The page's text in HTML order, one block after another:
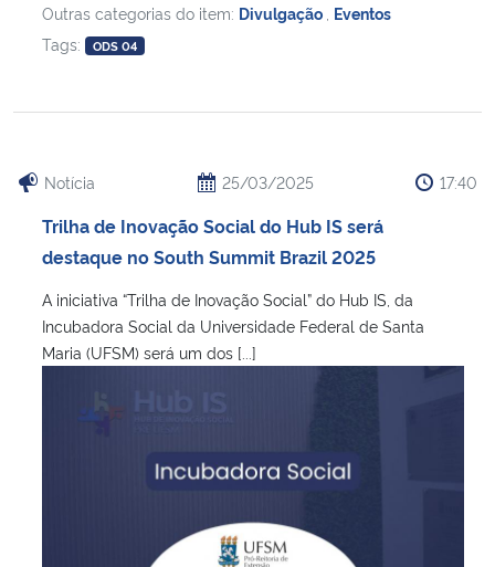
Outras categorias do item: Divulgação Eventos
Tags:
ODS 04
Notícia 25/03/2025 17:40
Trilha de Inovação Social do Hub IS será
destaque no South Summit Brazil 2025
A iniciativa “Trilha de Inovação Social” do Hub IS, da
Incubadora Social da Universidade Federal de Santa
Maria (UFSM) será um dos [...]